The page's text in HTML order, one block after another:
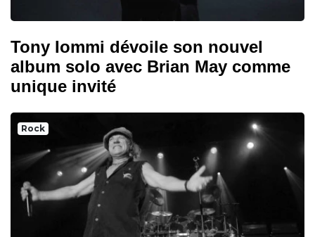
Tony Iommi dévoile son nouvel
album solo avec Brian May comme
unique invité
Rock